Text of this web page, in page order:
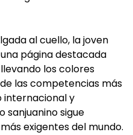
al cuello, la joven
página destacada
los colores
las competencias más
internacional y
sanjuanino sigue
exigentes del mundo.